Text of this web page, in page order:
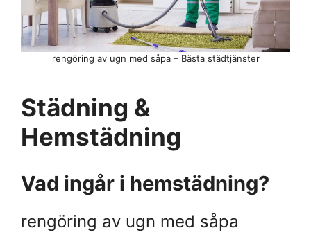
rengöring av ugn med såpa – Bästa städtjänster
Städning &
Hemstädning
Vad ingår i hemstädning?
rengöring av ugn med såpa